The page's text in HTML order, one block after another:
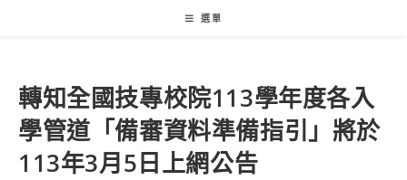
選單
轉知全國技專校院113學年度各入
學管道「備審資料準備指引」將於
113年3月5日上網公告